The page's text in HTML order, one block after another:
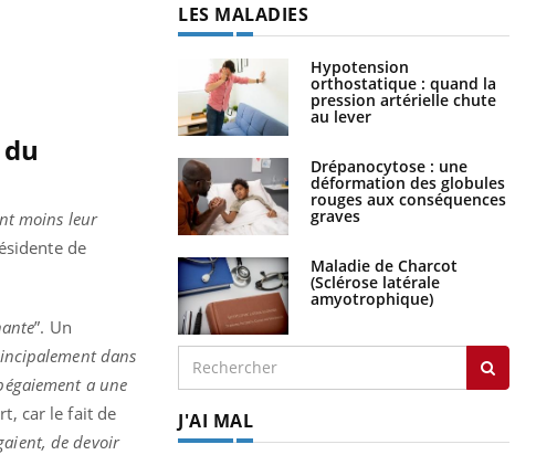
moins leur
de
”. Un
dans
a une
car le fait de
de devoir
LES MALADIES
Hypotension
orthostatique : quand la
pression artérielle chute
au lever
Drépanocytose : une
déformation des globules
rouges aux conséquences
graves
Maladie de Charcot
(Sclérose latérale
amyotrophique)
J'AI MAL